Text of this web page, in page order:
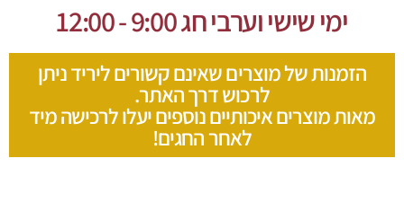
ימי שישי וערבי חג 9:00 - 12:00
הזמנות של מוצרים שאינם קשורים ליריד ניתן
לרכוש דרך האתר.
מאות מוצרים איכותיים נוספים יעלו לרכישה מיד
לאחר החגים!